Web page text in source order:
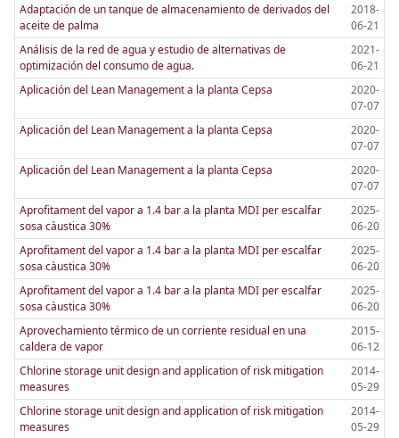
Adaptación de un tanque de almacenamiento de derivados del
aceite de palma
2018-
06-21
Análisis de la red de agua y estudio de alternativas de
optimización del consumo de agua.
2021-
06-21
Aplicación del Lean Management a la planta Cepsa
2020-
07-07
Aplicación del Lean Management a la planta Cepsa
2020-
07-07
Aplicación del Lean Management a la planta Cepsa
2020-
07-07
Aprofitament del vapor a 1.4 bar a la planta MDI per escalfar
sosa càustica 30%
2025-
06-20
Aprofitament del vapor a 1.4 bar a la planta MDI per escalfar
sosa càustica 30%
2025-
06-20
Aprofitament del vapor a 1.4 bar a la planta MDI per escalfar
sosa càustica 30%
2025-
06-20
Aprovechamiento térmico de un corriente residual en una
caldera de vapor
2015-
06-12
Chlorine storage unit design and application of risk mitigation
measures
2014-
05-29
Chlorine storage unit design and application of risk mitigation
measures
2014-
05-29